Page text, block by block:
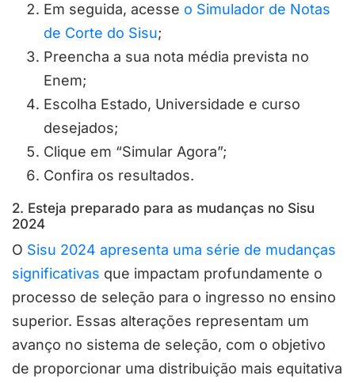
Em seguida, acesse o Simulador de Notas
de Corte do Sisu;
Preencha a sua nota média prevista no
Enem;
Escolha Estado, Universidade e curso
desejados;
Clique em “Simular Agora”;
Confira os resultados.
2. Esteja preparado para as mudanças no Sisu
2024
O Sisu 2024 apresenta uma série de mudanças
significativas que impactam profundamente o
processo de seleção para o ingresso no ensino
superior. Essas alterações representam um
avanço no sistema de seleção, com o objetivo
de proporcionar uma distribuição mais equitativa